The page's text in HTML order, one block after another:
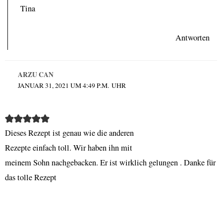
Tina
Antworten
ARZU CAN
JANUAR 31, 2021 UM 4:49 P.M. UHR
Dieses Rezept ist genau wie die anderen
Rezepte einfach toll. Wir haben ihn mit
meinem Sohn nachgebacken. Er ist wirklich gelungen . Danke für
das tolle Rezept